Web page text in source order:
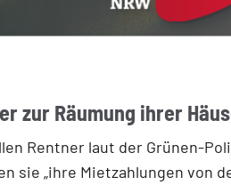
zur Räumung ihrer
Rentner laut der Grünen-
sie „ihre Mietzahlungen von